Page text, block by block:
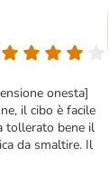
onesta]
il cibo è facile
tollerato bene il
da smaltire. Il